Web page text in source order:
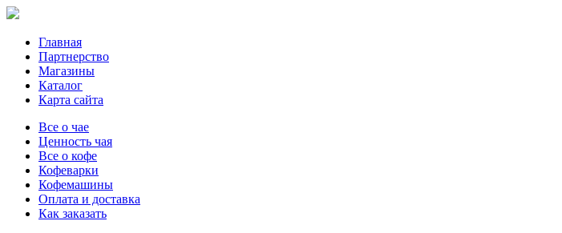
Главная
Партнерство
Магазины
Каталог
Карта сайта
Все о чае
Ценность чая
Все о кофе
Кофеварки
Кофемашины
Оплата и доставка
Как заказать